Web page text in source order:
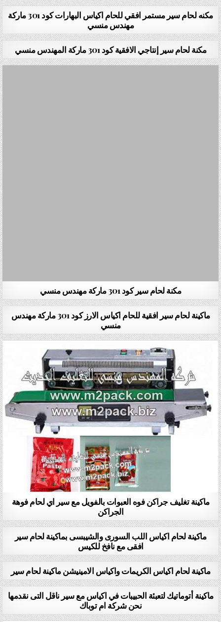
مكنه لحام سير مستمر افقي للحام اكياس البهارات كود 301 ماركة
مهندس منسي
مكنة لحام سير إنتاجي الافقية كود 301 ماركة المهندس منسي
مكنة لحام سير كود 301 ماركة مهندس منسي
ماكينة لحام سير افقية للحام اكياس الارز كود 301 ماركة مهندس
منسي
ماكينة تغليف جراكن فوه العبوات بالفويل مع سير اي لحام فوهة
الجراكن
ماكينة لحام اكياس اللب السورى والشيبسى بماكينة لحام سير
افقى مع نافخ للكيس
ماكينة لحام اكياس الكريمات واكياس الامينيشن ماكينة لحام سير
ماكينة أتوماتيك لتعبئة الحبيبات في اكياس مع سير ناقل التى نقدمها
نحن شركة ام توباك